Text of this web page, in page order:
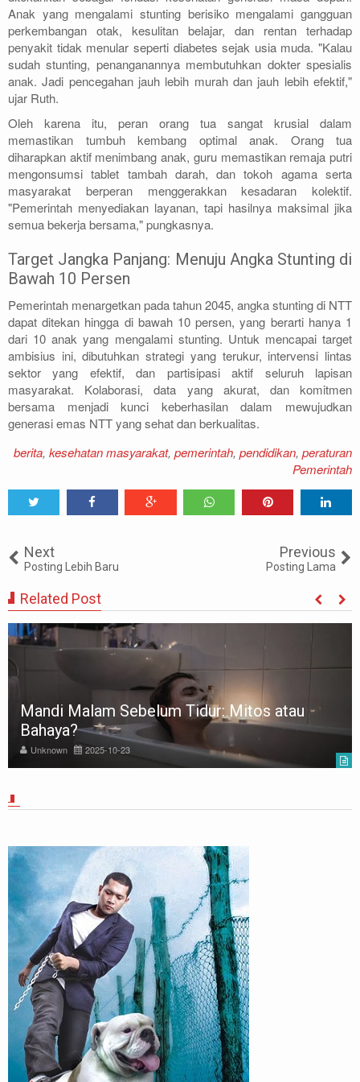
Anak yang mengalami stunting berisiko mengalami gangguan
perkembangan otak, kesulitan belajar, dan rentan terhadap
penyakit tidak menular seperti diabetes sejak usia muda. "Kalau
sudah stunting, penanganannya membutuhkan dokter spesialis
anak. Jadi pencegahan jauh lebih murah dan jauh lebih efektif,"
ujar Ruth.
Oleh karena itu, peran orang tua sangat krusial dalam
memastikan tumbuh kembang optimal anak. Orang tua
diharapkan aktif menimbang anak, guru memastikan remaja putri
mengonsumsi tablet tambah darah, dan tokoh agama serta
masyarakat berperan menggerakkan kesadaran kolektif.
"Pemerintah menyediakan layanan, tapi hasilnya maksimal jika
semua bekerja bersama," pungkasnya.
Target Jangka Panjang: Menuju Angka Stunting di
Bawah 10 Persen
Pemerintah menargetkan pada tahun 2045, angka stunting di NTT
dapat ditekan hingga di bawah 10 persen, yang berarti hanya 1
dari 10 anak yang mengalami stunting. Untuk mencapai target
ambisius ini, dibutuhkan strategi yang terukur, intervensi lintas
sektor yang efektif, dan partisipasi aktif seluruh lapisan
masyarakat. Kolaborasi, data yang akurat, dan komitmen
bersama menjadi kunci keberhasilan dalam mewujudkan
generasi emas NTT yang sehat dan berkualitas.
berita, kesehatan masyarakat, pemerintah, pendidikan, peraturan
Pemerintah
Next
Posting Lebih Baru
Previous
Posting Lama
Related Post
Mandi Malam Sebelum Tidur: Mitos atau
Bahaya?
Unknown 2025-10-23